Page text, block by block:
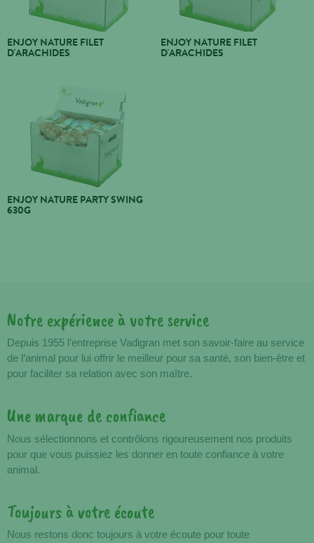
ENJOY NATURE FILET
D'ARACHIDES
ENJOY NATURE FILET
D'ARACHIDES
ENJOY NATURE PARTY SWING
630G
Avantages
Notre expérience à votre service
Depuis 1955 l’entreprise Vadigran met son savoir-faire au service
de l’animal pour lui offrir le meilleur pour sa santé, son bien-être et
pour faciliter sa relation avec son maître.
Une marque de confiance
Nous sélectionnons et contrôlons rigoureusement nos produits
pour que vous puissiez les donner en toute confiance à votre
animal.
Toujours à votre écoute
Nous restons donc toujours à votre écoute pour toute